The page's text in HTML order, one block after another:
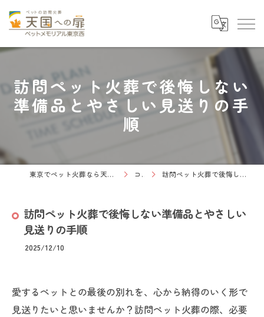
訪問ペット火葬で後悔しない
準備品とやさしい見送りの手
順
東京でペット火葬なら天国への扉 ペットメモリアル東京西 コラム 訪問ペット火葬で後悔しない準備品とやさしい見送りの手順
訪問ペット火葬で後悔しない準備品とやさしい
見送りの手順
2025/12/10
愛するペットとの最後の別れを、心から納得のいく形で
見送りたいと思いませんか？訪問ペット火葬の際、必要